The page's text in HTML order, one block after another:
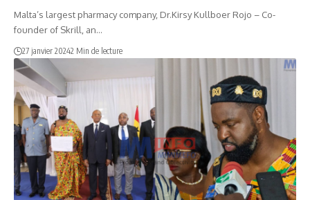
Malta’s largest pharmacy company, Dr.Kirsy Kullboer Rojo – Co-
founder of Skrill, an…
27 janvier 20242 Min de lecture